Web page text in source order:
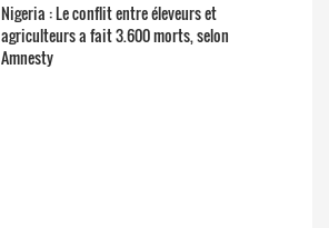
Nigeria : Le conflit entre éleveurs et
agriculteurs a fait 3.600 morts, selon
Amnesty